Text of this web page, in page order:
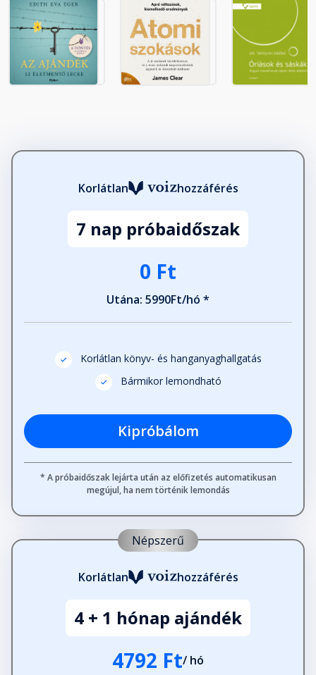
Korlátlan hozzáférés
7 nap próbaidőszak
0 Ft
Utána: 5990Ft/hó *
Korlátlan könyv- és hanganyaghallgatás
Bármikor lemondható
Kipróbálom
* A próbaidőszak lejárta után az előfizetés automatikusan
megújul, ha nem történik lemondás
Népszerű
Korlátlan hozzáférés
4 + 1 hónap ajándék
4792 Ft/ hó